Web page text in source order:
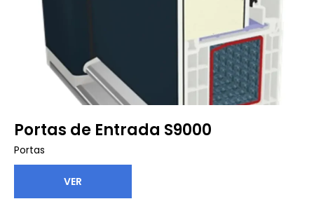
Portas de Entrada S9000
Portas
VER